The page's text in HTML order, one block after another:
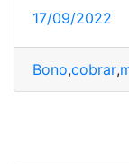
17/09/2022
Bono,cobrar,